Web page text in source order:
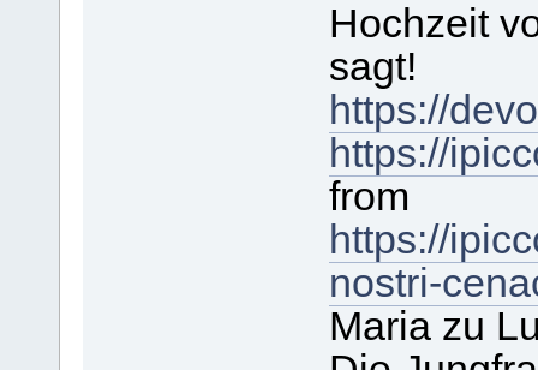
Hochzeit
sagt!
https://
https://
from
https://
nostri-
Maria zu